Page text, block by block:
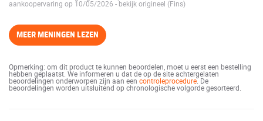
aankoopervaring op 10/05/2026 -bekijk origineel (Fins)
MEER MENINGEN LEZEN
Opmerking: om dit product te kunnen beoordelen, moet u eerst een bestelling
hebben geplaatst. We informeren u dat de op de site achtergelaten
beoordelingen onderworpen zijn aan een controleprocedure. De
beoordelingen worden uitsluitend op chronologische volgorde gesorteerd.